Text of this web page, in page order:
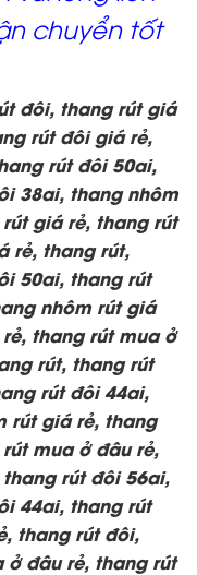
chuyển tốt
đôi, thang rút giá
rút đôi giá rẻ,
rút đôi 50ai,
38ai, thang nhôm
giá rẻ, thang rút
rẻ, thang rút,
50ai, thang rút
nhôm rút giá
thang rút mua ở
rút, thang rút
rút đôi 44ai,
rút giá rẻ, thang
mua ở đâu rẻ,
rút đôi 56ai,
44ai, thang rút
thang rút đôi,
ở đâu rẻ, thang rút